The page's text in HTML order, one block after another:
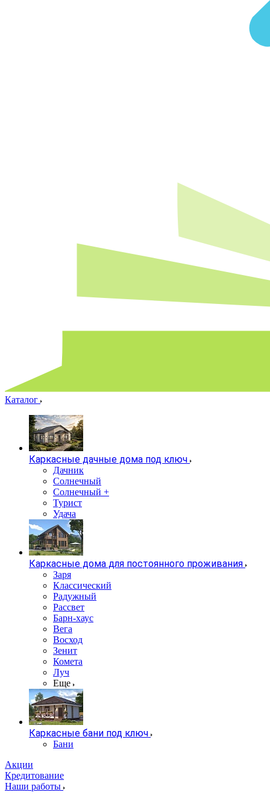
Каталог
Каркасные дачные дома под ключ
Дачник
Солнечный
Солнечный +
Турист
Удача
Каркасные дома для постоянного проживания
Заря
Классический
Радужный
Рассвет
Барн-хаус
Вега
Восход
Зенит
Комета
Луч
Еще
Каркасные бани под ключ
Бани
Акции
Кредитование
Наши работы